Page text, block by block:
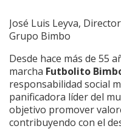
José Luis Leyva,
Grupo Bimbo
Desde hace más de 55
marcha Futbolito
responsabilidad social
panificadora líder del
objetivo promover
contribuyendo con el